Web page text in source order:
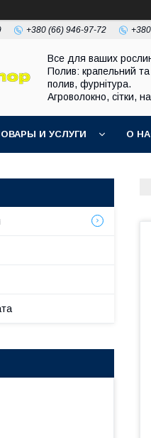
+380 (66) 946-97-72
Все для ваших
Полив: крапельний та
полив, фурнітура.
Агроволокно, сітки,
И УСЛУГИ О